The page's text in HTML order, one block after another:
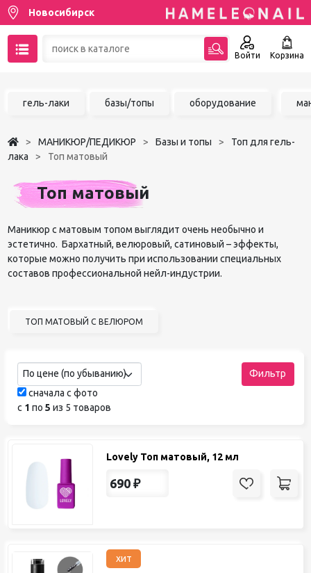
Новосибирск
Войти Корзина
Чат в MAX
Акции
гель-лаки базы/топы оборудование
МАНИКЮР/ПЕДИКЮР Базы и топы
Топ для гель-
лака
Топ матовый
Топ матовый
Маникюр с матовым топом выглядит очень необычно и
эстетично. Бархатный, велюровый, сатиновый – эффекты,
которые можно получить при использовании специальных
составов профессиональной нейл-индустрии.
ТОП МАТОВЫЙ С ВЕЛЮРОМ
По цене (по убыванию)
Фильтр
сначала с фото
с 1 по 5 из 5 товаров
Lovely Топ матовый, 12 мл
690 ₽
хит